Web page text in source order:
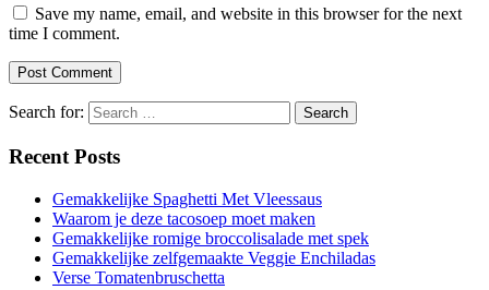
Save my name, email, and website in this browser for the next
time I comment.
Search for:
Recent Posts
Gemakkelijke Spaghetti Met Vleessaus
Waarom je deze tacosoep moet maken
Gemakkelijke romige broccolisalade met spek
Gemakkelijke zelfgemaakte Veggie Enchiladas
Verse Tomatenbruschetta